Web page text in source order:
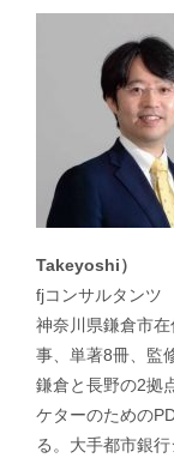
Takeyoshi）
fjコンサルタンツ
神奈川県鎌倉市
事、単著8冊、監
鎌倉と長野の2拠
ケターのための
る。大手都市銀